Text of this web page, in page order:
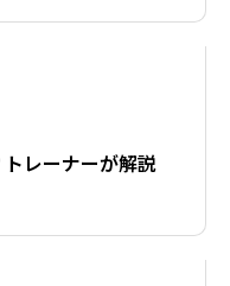
レーナーが解説